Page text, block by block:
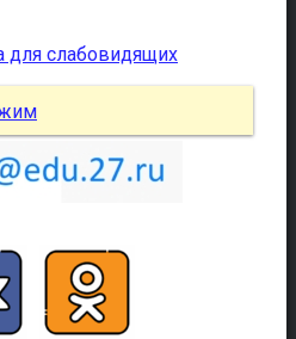
для слабовидящих